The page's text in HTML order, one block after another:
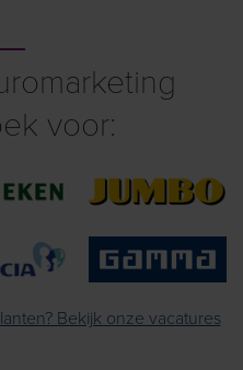
voor:
Bekijk onze vacatures